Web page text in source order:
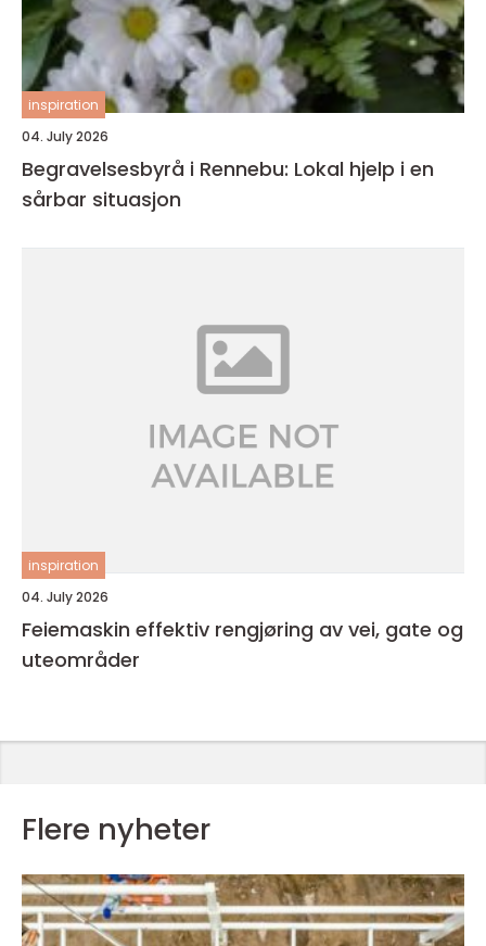
inspiration
04. July 2026
Begravelsesbyrå i Rennebu: Lokal hjelp i en
sårbar situasjon
inspiration
04. July 2026
Feiemaskin effektiv rengjøring av vei, gate og
uteområder
Flere nyheter